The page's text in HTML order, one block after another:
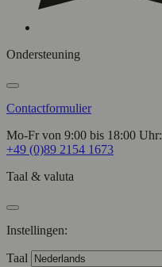
Ondersteuning
Contactformulier
Mo-Fr von 9:00 bis 18:00 Uhr:
+49 (0)89 2154 1673
Taal & valuta
Instellingen:
Taal